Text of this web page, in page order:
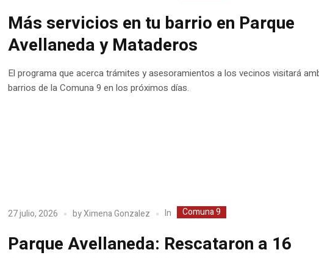
Más servicios en tu barrio en Parque
Avellaneda y Mataderos
El programa que acerca trámites y asesoramientos a los vecinos visitará
barrios de la Comuna 9 en los próximos días.
27 julio, 2026 byXimena Gonzalez In Comuna 9
Parque Avellaneda: Rescataron a 16